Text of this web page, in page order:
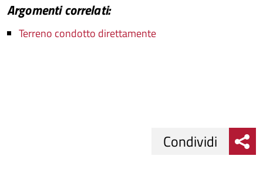
Argomenti correlati:
Terreno condotto direttamente
Condividi